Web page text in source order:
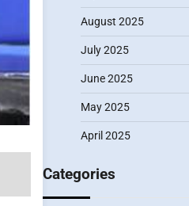
August 2025
July 2025
June 2025
May 2025
April 2025
Categories